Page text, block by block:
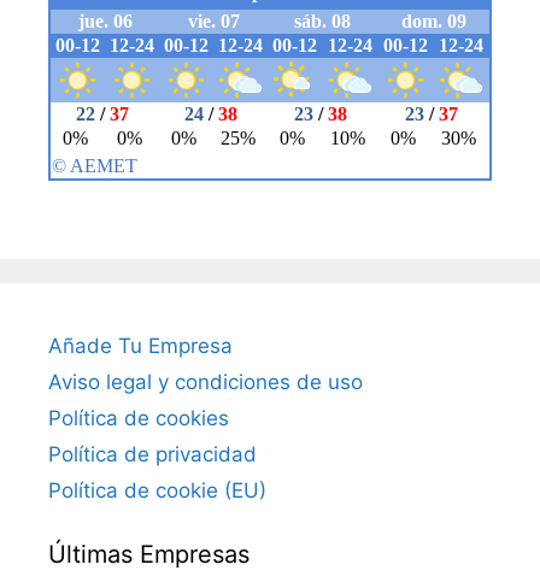
Añade Tu Empresa
Aviso legal y condiciones de uso
Política de cookies
Política de privacidad
Política de cookie (EU)
Últimas Empresas